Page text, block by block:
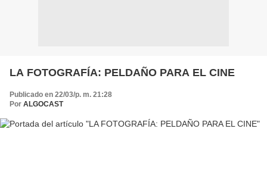
LA FOTOGRAFÍA: PELDAÑO PARA EL CINE
Publicado en 22/03/p. m. 21:28
Por ALGOCAST